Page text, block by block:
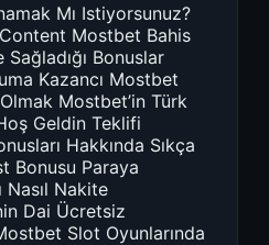
Mı Istiyorsunuz?
Mostbet Bahis
Bonuslar
Kazancı Mostbet
Mostbet’in Türk
Geldin Teklifi
Hakkında Sıkça
Bonusu Paraya
Nasıl Nakite
Dai Ücretsiz
Slot Oyunlarında